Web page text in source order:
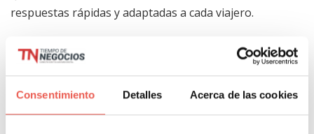
Consentimiento Detalles Acerca de las cookies
respuestas rápidas y adaptadas a cada viajero.
Internet de las cosas (IoT)
en la experiencia del
huésped